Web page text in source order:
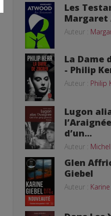
Les
Margaret
Auteur :
La Dame
- Philip
Auteur : Philip
Lugon
d’un...
Auteur :
Glen
Giebel
Auteur :